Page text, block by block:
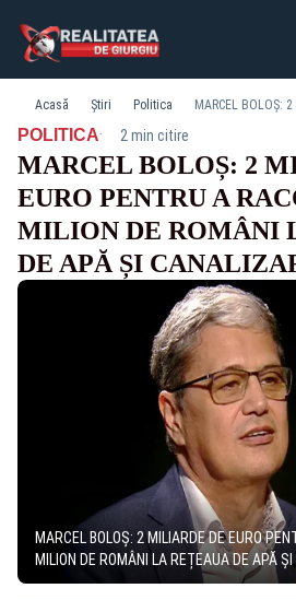
Acasă Știri Politica
POLITICA· 2 min citire
MARCEL BOLOȘ: 2
EURO PENTRU A
MILION DE ROMÂNI
DE APĂ ȘI
MARCEL BOLOȘ: 2 MILIARDE DE EURO
MILION DE ROMÂNI LA REȚEAUA DE APĂ